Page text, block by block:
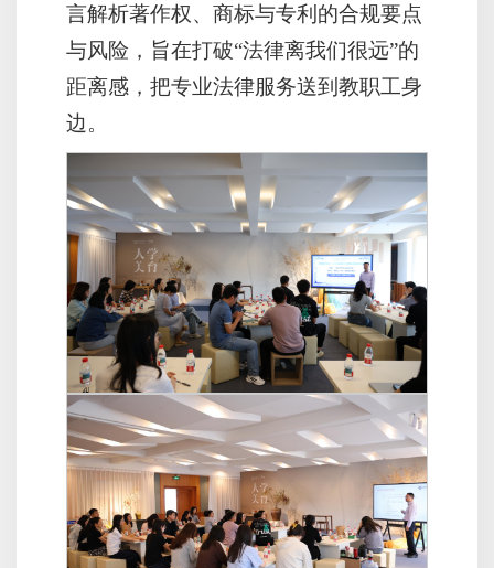
言解析著作权、商标与专利的合规要点
与风险，旨在打破“法律离我们很远”的
距离感，把专业法律服务送到教职工身
边。